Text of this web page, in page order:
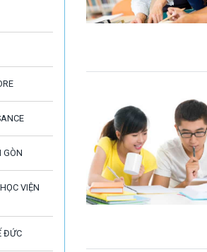
GÒN
VIỆN
ĐỨC